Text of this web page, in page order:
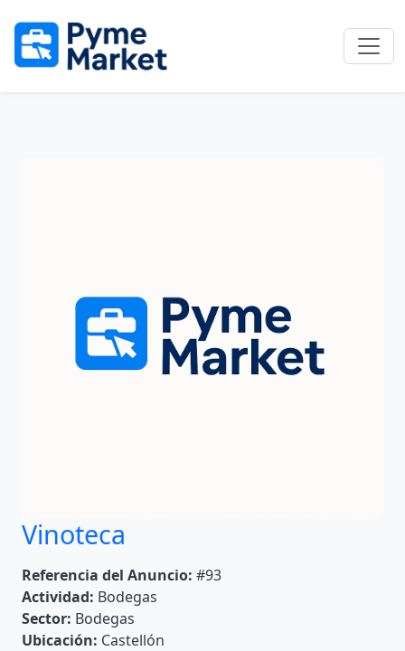
Vinoteca
Referencia del Anuncio: #93
Actividad: Bodegas
Sector: Bodegas
Ubicación: Castellón